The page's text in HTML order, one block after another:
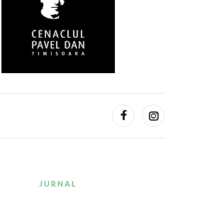
JURNAL